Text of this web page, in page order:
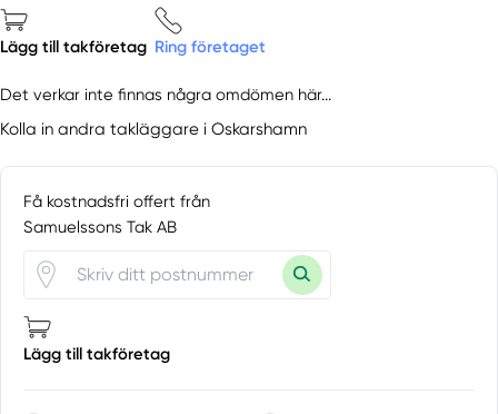
Lägg till takföretag Ring företaget
Det verkar inte finnas några omdömen här...
Kolla in andra takläggare i Oskarshamn
Få kostnadsfri offert från
Samuelssons Tak AB
Lägg till takföretag